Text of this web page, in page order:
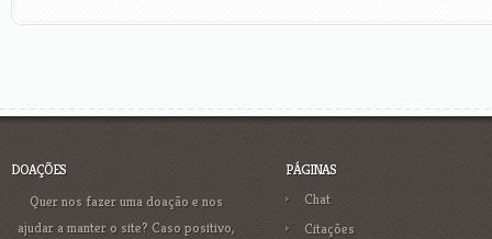
DOAÇÕES
Quer nos fazer uma doação e nos
ajudar a manter o site? Caso positivo,
PÁGINAS
Chat
Citações